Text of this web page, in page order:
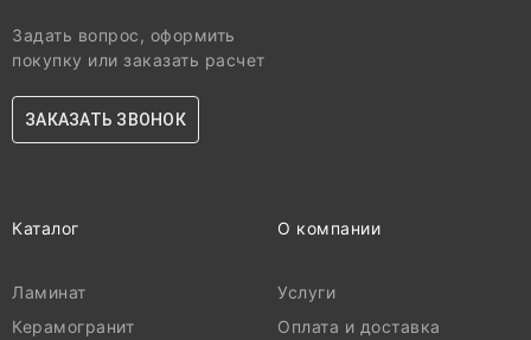
Задать вопрос, оформить
покупку или заказать расчет
ЗАКАЗАТЬ ЗВОНОК
Каталог
Ламинат
Керамогранит
О компании
Услуги
Оплата и доставка